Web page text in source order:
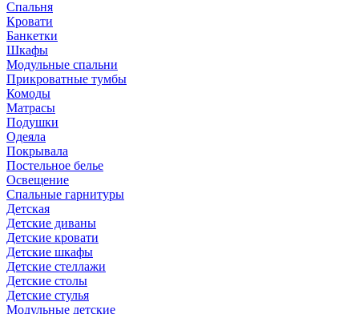
Спальня
Кровати
Банкетки
Шкафы
Модульные спальни
Прикроватные тумбы
Комоды
Матрасы
Подушки
Одеяла
Покрывала
Постельное белье
Освещение
Спальные гарнитуры
Детская
Детские диваны
Детские кровати
Детские шкафы
Детские стеллажи
Детские столы
Детские стулья
Модульные детские